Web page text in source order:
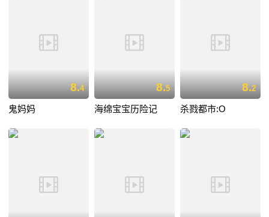
8.4
鬼妈妈
8.5
海绵宝宝历险记
8.2
杀戮都市:O